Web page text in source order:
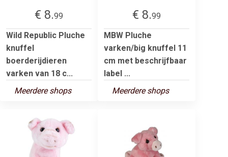
€ 8.99
Wild Republic Pluche
knuffel
boerderijdieren
varken van 18 c...
Meerdere shops
€ 8.99
MBW Pluche
varken/big knuffel 11
cm met beschrijfbaar
label ...
Meerdere shops